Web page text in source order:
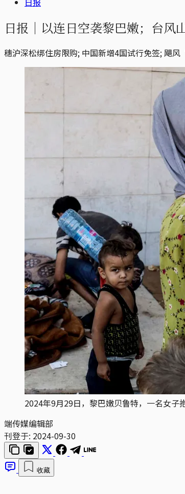
日报｜以连日空袭黎巴嫩；台风
穗沪深松绑住房限购; 中国新增4国试行免签; 飓
2024年9月29日，黎巴嫩贝鲁特，一名女
端传媒编辑部
刊登于: 2024-09-30
收藏